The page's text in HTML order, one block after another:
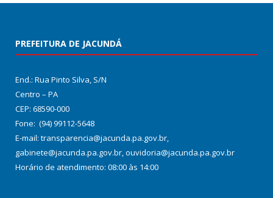
PREFEITURA DE JACUNDÁ
End.: Rua Pinto Silva, S/N
Centro – PA
CEP: 68590-000
Fone: (94) 99112-5648
E-mail: transparencia@jacunda.pa.gov.br,
gabinete@jacunda.pa.gov.br, ouvidoria@jacunda.pa.gov.br
Horário de atendimento: 08:00 às 14:00